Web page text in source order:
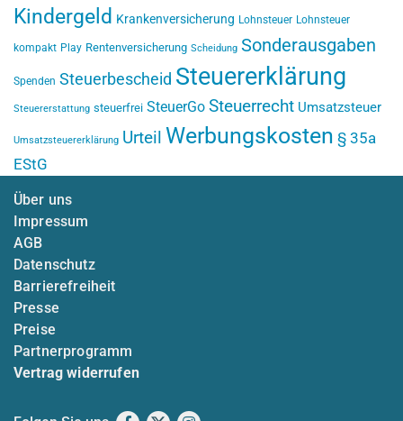
Kindergeld Krankenversicherung Lohnsteuer Lohnsteuer
kompakt Play Rentenversicherung Scheidung Sonderausgaben
Spenden Steuerbescheid Steuererklärung
Steuererstattung steuerfrei SteuerGo Steuerrecht Umsatzsteuer
Umsatzsteuererklärung Urteil Werbungskosten § 35a
EStG
Über uns
Impressum
AGB
Datenschutz
Barrierefreiheit
Presse
Preise
Partnerprogramm
Vertrag widerrufen